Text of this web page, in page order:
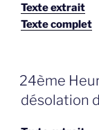
Texte extrait
Texte complet
GEPLAATST
OP
24ème
désolation